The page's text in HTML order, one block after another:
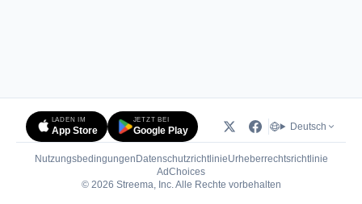
LADEN IM
App Store
JETZT BEI
Google Play Deutsch
Nutzungsbedingungen DatenschutzrichtlinieUrheberrechtsrichtlinie
AdChoices(öffnet in neuem Tab)
© 2026 Streema, Inc. Alle Rechte vorbehalten